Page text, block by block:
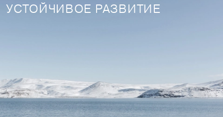
УСТОЙЧИВОЕ РАЗВИТИЕ